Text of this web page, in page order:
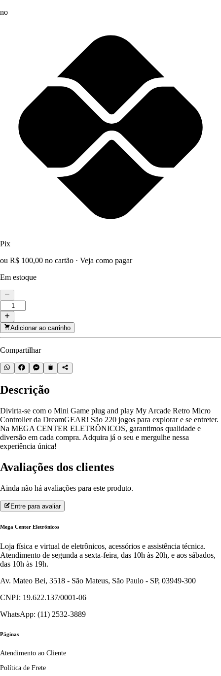
no
Pix
ou R$ 100,00 no cartão · Veja como pagar
Em estoque
Adicionar ao carrinho
Compartilhar
Descrição
Divirta-se com o Mini Game plug and play My Arcade Retro Micro
Controller da DreamGEAR! São 220 jogos para explorar e se entreter.
Na MEGA CENTER ELETRÔNICOS, garantimos qualidade e
diversão em cada compra. Adquira já o seu e mergulhe nessa
experiência única!
Avaliações dos clientes
Ainda não há avaliações para este produto.
Entre para avaliar
Mega Center Eletrônicos
Loja física e virtual de eletrônicos, acessórios e assistência técnica.
Atendimento de segunda a sexta-feira, das 10h às 20h, e aos sábados,
das 10h às 19h.
Av. Mateo Bei, 3518 - São Mateus, São Paulo - SP, 03949-300
CNPJ: 19.622.137/0001-06
WhatsApp: (11) 2532-3889
Páginas
Atendimento ao Cliente
Política de Frete